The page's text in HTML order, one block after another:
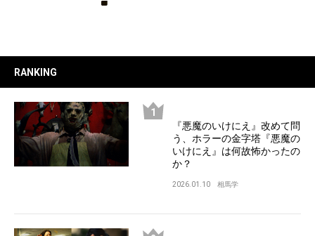
RANKING
『悪魔のいけにえ』改めて問
う、ホラーの金字塔『悪魔の
いけにえ』は何故怖かったの
か？
2026.01.10 相馬学